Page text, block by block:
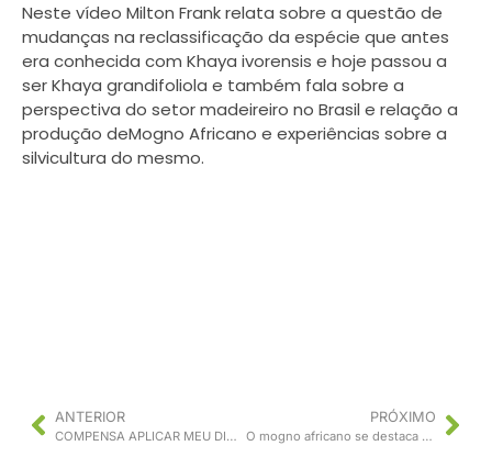
Neste vídeo Milton Frank relata sobre a questão de
mudanças na reclassificação da espécie que antes
era conhecida com Khaya ivorensis e hoje passou a
ser Khaya grandifoliola e também fala sobre a
perspectiva do setor madeireiro no Brasil e relação a
produção deMogno Africano e experiências sobre a
silvicultura do mesmo.
ANTERIOR
COMPENSA APLICAR MEU DINHEIRO EM MOGNO AFRICANO?
PRÓXIMO
O mogno africano se destaca no desenvolvimento em Goiás, produtividade e resistência à seca.